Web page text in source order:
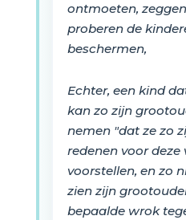
ontmoeten,
proberen de
beschermen,
Echter, een kind
kan zo zijn
nemen "dat ze zo
redenen voor deze
voorstellen, en zo
zien zijn
bepaalde wrok